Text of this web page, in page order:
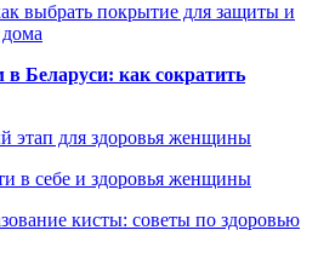
выбрать покрытие для защиты и
в Беларуси: как сократить
этап для здоровья женщины
в себе и здоровья женщины
кисты: советы по здоровью